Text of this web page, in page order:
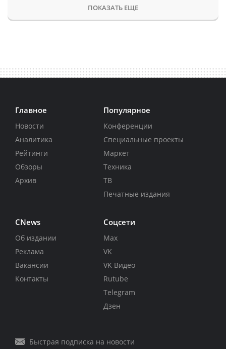
ПОКАЗАТЬ ЕЩЕ
Главное
Новости
Аналитика
Рейтинги
Обзоры
Архив
Популярное
Конференции
Специальные проекты
Маркет
Техника
ТВ
Печатные издания
CNews
Об издании
Реклама
Вакансии
Контакты
Соцсети
Max
VK
VK Видео
Rutube
Telegram
Дзен
Быстрая подписка на новости